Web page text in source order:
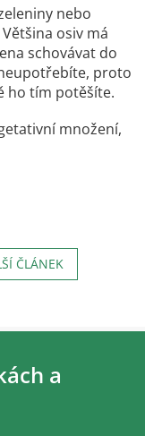
nebo
osiv má
schovávat do
proto
ho tím potěšíte.
množení,
ČLÁNEK
a